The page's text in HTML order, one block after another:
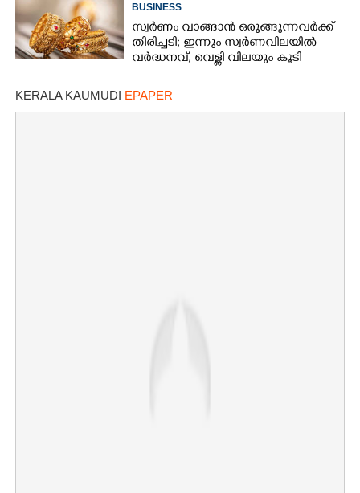
BUSINESS
സ്വർണം വാങ്ങാൻ ഒരുങ്ങുന്നവർക്ക്
തിരിച്ചടി; ഇന്നും സ്വർണവിലയിൽ
വർദ്ധനവ്, വെള്ളി വിലയും കൂടി
KERALA KAUMUDI EPAPER